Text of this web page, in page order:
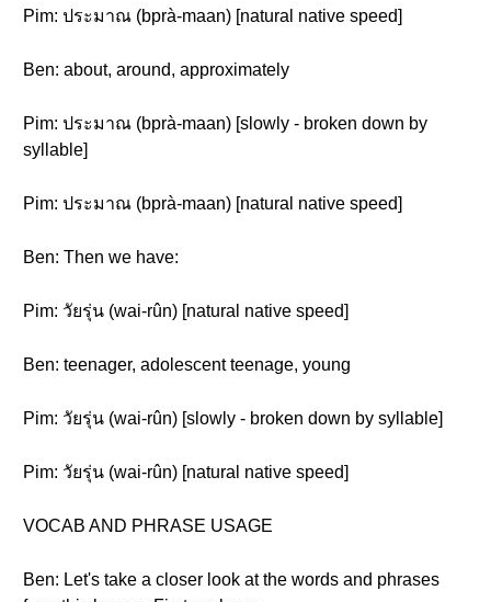
Pim: ประมาณ (bprà-maan) [natural native speed]
Ben: about, around, approximately
Pim: ประมาณ (bprà-maan) [slowly - broken down by
syllable]
Pim: ประมาณ (bprà-maan) [natural native speed]
Ben: Then we have:
Pim: วัยรุ่น (wai-rûn) [natural native speed]
Ben: teenager, adolescent teenage, young
Pim: วัยรุ่น (wai-rûn) [slowly - broken down by syllable]
Pim: วัยรุ่น (wai-rûn) [natural native speed]
VOCAB AND PHRASE USAGE
Ben: Let's take a closer look at the words and phrases